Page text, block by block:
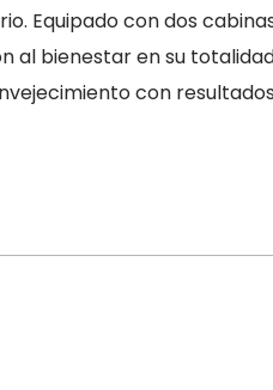
Equipado con dos
bienestar en su
con